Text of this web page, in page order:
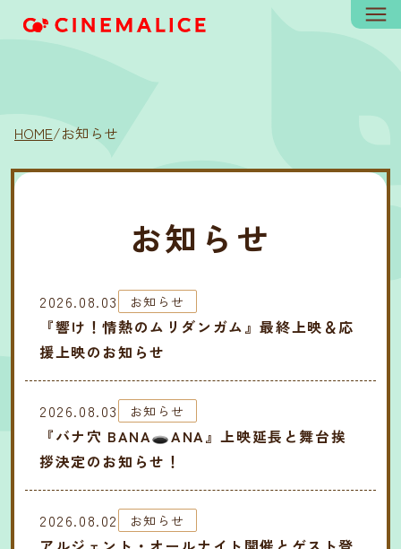
HOME/お知らせ
お知らせ
2026.08.03 お知らせ
『響け！情熱のムリダンガム』最終上映＆応
援上映のお知らせ
2026.08.03 お知らせ
『バナ穴 BANA🕳️ANA』上映延長と舞台挨
拶決定のお知らせ！
2026.08.02 お知らせ